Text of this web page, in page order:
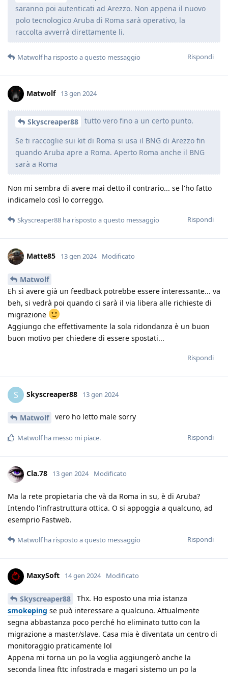
saranno poi autenticati ad Arezzo. Non appena il nuovo
polo tecnologico Aruba di Roma sarà operativo, la
raccolta avverrà direttamente li.
Rispondi
Matwolfha risposto a questo messaggio
Matwolf 13 gen 2024
Skyscreaper88 tutto vero fino a un certo punto.
Se ti raccoglie sui kit di Roma si usa il BNG di Arezzo fin
quando Aruba apre a Roma. Aperto Roma anche il BNG
sarà a Roma
Non mi sembra di avere mai detto il contrario... se l'ho fatto
indicamelo così lo correggo.
Rispondi
Skyscreaper88 ha risposto a questo messaggio
Matte85 13 gen 2024 Modificato
Matwolf
Eh sì avere già un feedback potrebbe essere interessante... va
beh, si vedrà poi quando ci sarà il via libera alle richieste di
migrazione
Aggiungo che effettivamente la sola ridondanza è un buon
buon motivo per chiedere di essere spostati...
Rispondi
S Skyscreaper88 13 gen 2024
Matwolf vero ho letto male sorry
Rispondi
Matwolfha messo mi piace.
Cla.78 13 gen 2024 Modificato
Ma la rete propietaria che và da Roma in su, è di Aruba?
Intendo l'infrastruttura ottica. O si appoggia a qualcuno, ad
esemprio Fastweb.
Rispondi
Matwolfha risposto a questo messaggio
MaxySoft 14 gen 2024 Modificato
Skyscreaper88
Thx. Ho esposto una mia istanza
smokeping se può interessare a qualcuno. Attualmente
segna abbastanza poco perché ho eliminato tutto con la
migrazione a master/slave. Casa mia è diventata un centro di
monitoraggio praticamente lol
Appena mi torna un po la voglia aggiungerò anche la
seconda linea fttc infostrada e magari sistemo un po la